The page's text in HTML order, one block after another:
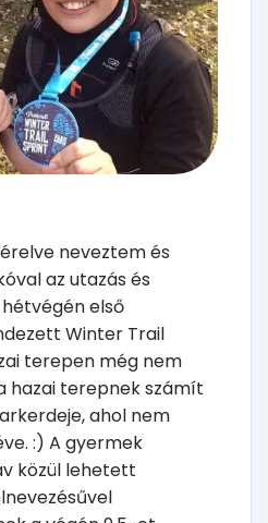
neveztem és
az utazás és
első
Winter Trail
terepen még nem
hazai terepnek számít
ahol nem
:) A gyermek
közül lehetett